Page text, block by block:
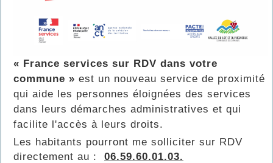
« France services sur RDV dans votre
commune » est un nouveau service de proximité
qui aide les personnes éloignées des services
dans leurs démarches administratives et qui
facilite l'accès à leurs droits.
Les habitants pourront me solliciter sur RDV
directement au : 06.59.60.01.03.